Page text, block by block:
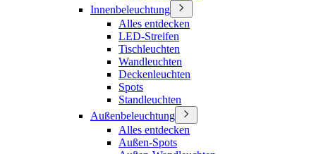
Innenbeleuchtung
Alles entdecken
LED-Streifen
Tischleuchten
Wandleuchten
Deckenleuchten
Spots
Standleuchten
Außenbeleuchtung
Alles entdecken
Außen-Spots